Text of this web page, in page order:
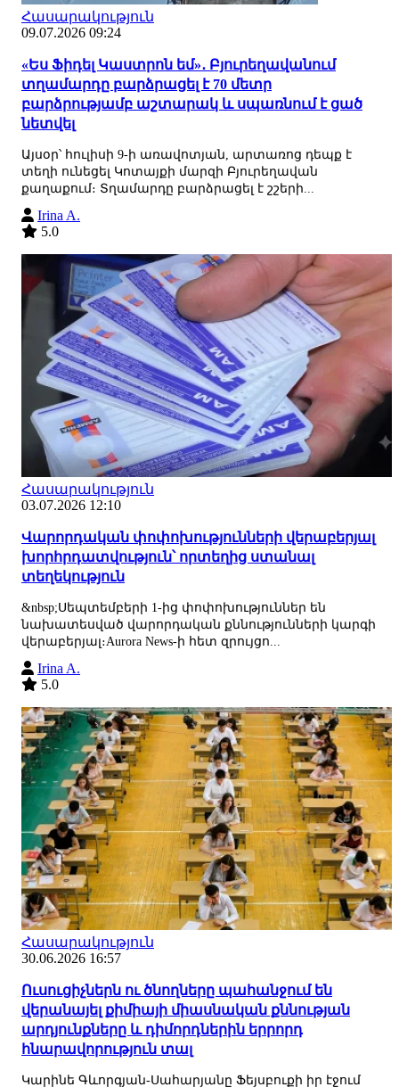
Հասարակություն
09.07.2026 09:24
«Ես Ֆիդել Կաստրոն եմ»․ Բյուրեղավանում
տղամարդը բարձրացել է 70 մետր
բարձրությամբ աշտարակ և սպառնում է ցած
նետվել
Այսօր՝ հուլիսի 9-ի առավոտյան, արտառոց դեպք է
տեղի ունեցել Կոտայքի մարզի Բյուրեղավան
քաղաքում։ Տղամարդը բարձրացել է շշերի...
Irina A.
5.0
Հասարակություն
03.07.2026 12:10
Վարորդական փոփոխությունների վերաբերյալ
խորհրդատվություն՝ որտեղից ստանալ
տեղեկություն
&nbsp;Սեպտեմբերի 1-ից փոփոխություններ են
նախատեսված վարորդական քննությունների կարգի
վերաբերյալ։Aurora News-ի հետ զրույցո...
Irina A.
5.0
Հասարակություն
30.06.2026 16:57
Ուսուցիչներն ու ծնողները պահանջում են
վերանայել քիմիայի միասնական քննության
արդյունքները և դիմորդներին երրորդ
հնարավորություն տալ
Կարինե Գևորգյան-Սահարյանը Ֆեյսբուքի իր էջում